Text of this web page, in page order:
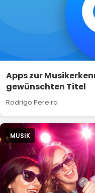
Apps zur
gewünschten Titel
Rodrigo Pereira
MUSIK